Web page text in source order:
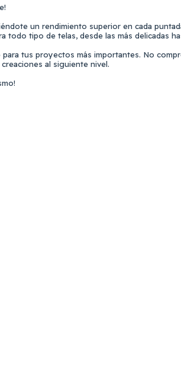
un rendimiento superior en cada
todo tipo de telas, desde las más delicadas
tus proyectos más importantes. No
al siguiente nivel.